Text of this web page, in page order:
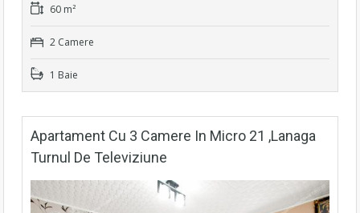
60 m²
2 Camere
1 Baie
Apartament Cu 3 Camere In Micro 21 ,lanaga
Turnul De Televiziune